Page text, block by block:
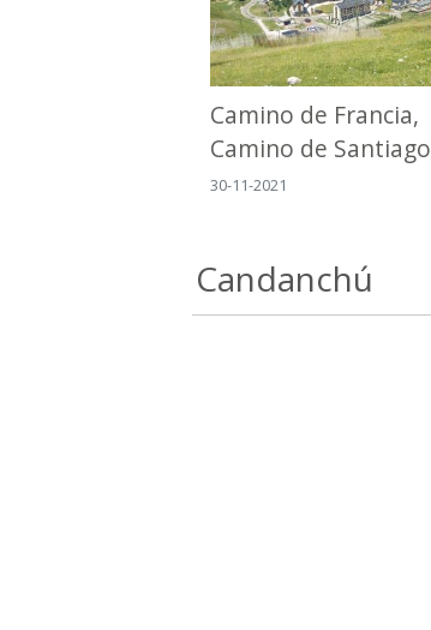
Camino de Francia,
Camino de Santiago
30-11-2021
Candanchú